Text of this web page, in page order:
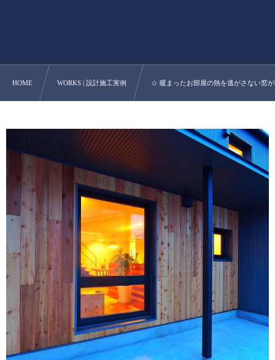
HOME WORKS | 設計施工実例 ☆ 暖まったお部屋の熱を逃がさな